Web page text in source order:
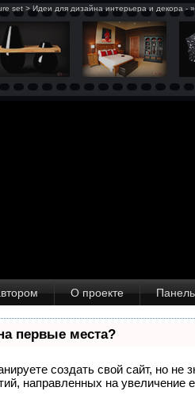
set > Идеи для дизайна интерьера и декора -
О проекте
первые места?
создать свой сайт, но не
направленных на увеличение